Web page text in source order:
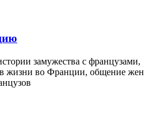
замужества с французами,
жизни во Франции, общение жен